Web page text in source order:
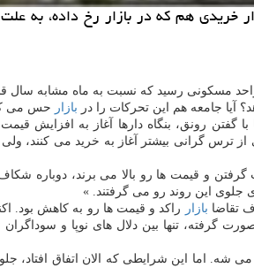
خریدی هم كه در بازار رخ داده، به
جامعه هم این تحركات را در بازار حس می
رونق، بنگاه دارها آغاز به افزایش
گرانی بیشتر آغاز به خرید می كنند، ولی
و قیمت ها رو بالا می برند، دوباره
جلوی این روند رو می گرفتند. »
تقاضا بازار
صورت گرفته، تنها بین دلال های نوپا و
شه. اما این شرایطی كه الان اتفاق